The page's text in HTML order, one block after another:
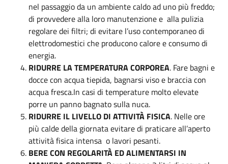
nel passaggio da un ambiente caldo ad uno più freddo;
di provvedere alla loro manutenzione e alla pulizia
regolare dei filtri; di evitare l’uso contemporaneo di
elettrodomestici che producono calore e consumo di
energia.
RIDURRE LA TEMPERATURA CORPOREA. Fare bagni e
docce con acqua tiepida, bagnarsi viso e braccia con
acqua fresca.In casi di temperature molto elevate
porre un panno bagnato sulla nuca.
RIDURRE IL LIVELLO DI ATTIVITÀ FISICA. Nelle ore
più calde della giornata evitare di praticare all’aperto
attività fisica intensa o lavori pesanti.
BERE CON REGOLARITÀ ED ALIMENTARSI IN